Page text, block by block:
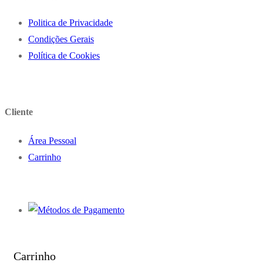
Politica de Privacidade
Condições Gerais
Política de Cookies
Cliente
Área Pessoal
Carrinho
Carrinho